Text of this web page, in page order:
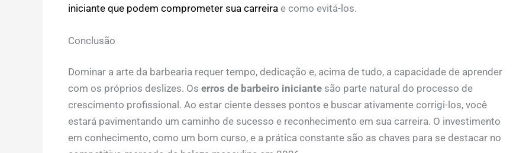
iniciante que podem comprometer sua carreira e como evitá-los.
Conclusão
Dominar a arte da barbearia requer tempo, dedicação e, acima de tudo, a capacidade de aprender
com os próprios deslizes. Os erros de barbeiro iniciantesão parte natural do processo de
crescimento profissional. Ao estar ciente desses pontos e buscar ativamente corrigi-los, você
estará pavimentando um caminho de sucesso e reconhecimento em sua carreira. O investimento
em conhecimento, como um bom curso, e a prática constante são as chaves para se destacar no